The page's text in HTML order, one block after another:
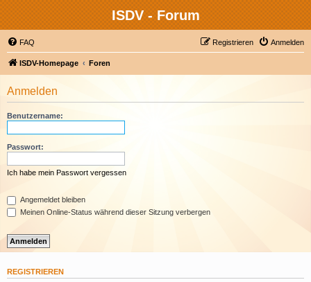
ISDV - Forum
FAQ Anmelden
Registrieren
ISDV-Homepage Foren
Anmelden
Benutzername:
Passwort:
Ich habe mein Passwort vergessen
Angemeldet bleiben
Meinen Online-Status während dieser Sitzung verbergen
REGISTRIEREN